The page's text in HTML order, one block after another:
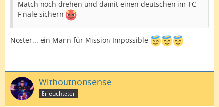
Match noch drehen und damit einen deutschen im TC
Finale sichern
Noster... ein Mann für Mission Impossible
Withoutnonsense
Erleuchteter